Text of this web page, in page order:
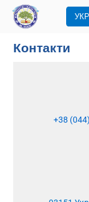
УКР
Контакти
+38